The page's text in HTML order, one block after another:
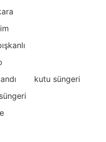
kutu süngeri